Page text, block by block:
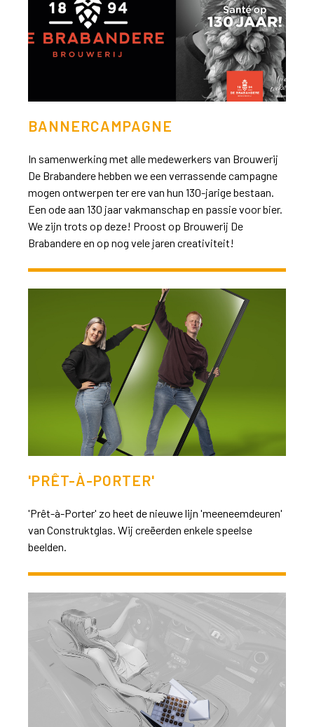
>>
BANNERCAMPAGNE
In samenwerking met alle medewerkers van Brouwerij
De Brabandere hebben we een verrassende campagne
mogen ontwerpen ter ere van hun 130-jarige bestaan.
Een ode aan 130 jaar vakmanschap en passie voor bier.
We zijn trots op deze! Proost op Brouwerij De
Brabandere en op nog vele jaren creativiteit!
>>
'PRÊT-À-PORTER'
'Prêt-à-Porter' zo heet de nieuwe lijn 'meeneemdeuren'
van Construktglas. Wij creëerden enkele speelse
beelden.
>>